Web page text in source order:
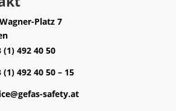
Platz 7
(1) 492 40 50
(1) 492 40 50 – 15
safety.at